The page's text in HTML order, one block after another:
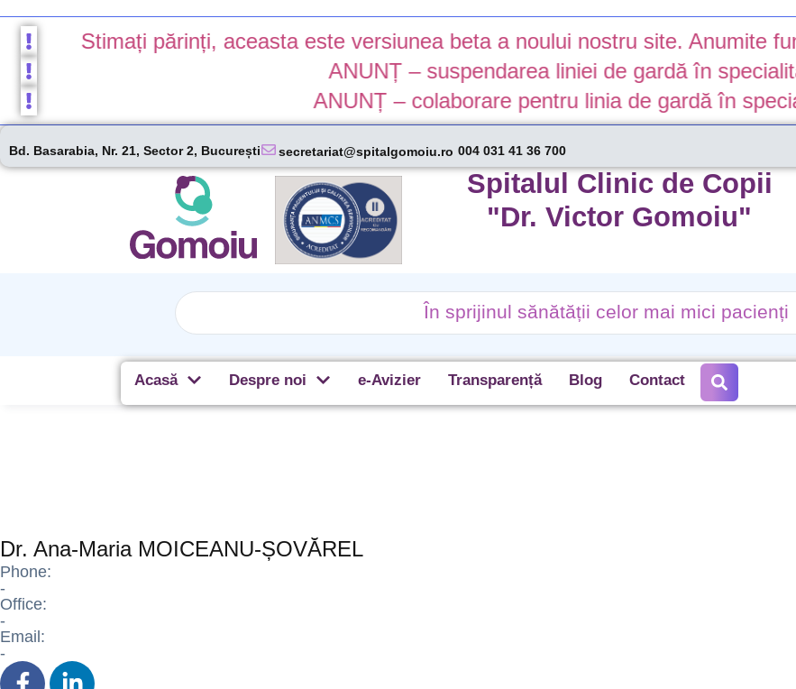
Stimați părinți, aceasta este versiunea beta a noului nostru site. Anumite
ANUNȚ – suspendarea liniei de gardă în
ANUNȚ – colaborare pentru linia de gardă în
Bd. Basarabia, Nr. 21, Sector 2, București secretariat@spitalgomoiu.ro 004 031 41 36 700
Spitalul Clinic de Copii
"Dr. Victor Gomoiu"
În sprijinul sănătății celor mai mici pacienți
Acasă Despre noi e-Avizier Transparență Blog Contact
Dr. Ana-Maria MOICEANU-ȘOVĂREL
Phone:
-
Office:
-
Email:
-